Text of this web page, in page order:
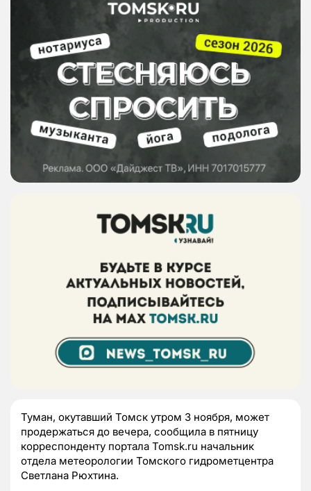
Туман, окутавший Томск утром 3 ноября, может
продержаться до вечера, сообщила в пятницу
корреспонденту портала Tomsk.ru начальник
отдела метеорологии Томского гидрометцентра
Светлана Рюхтина.